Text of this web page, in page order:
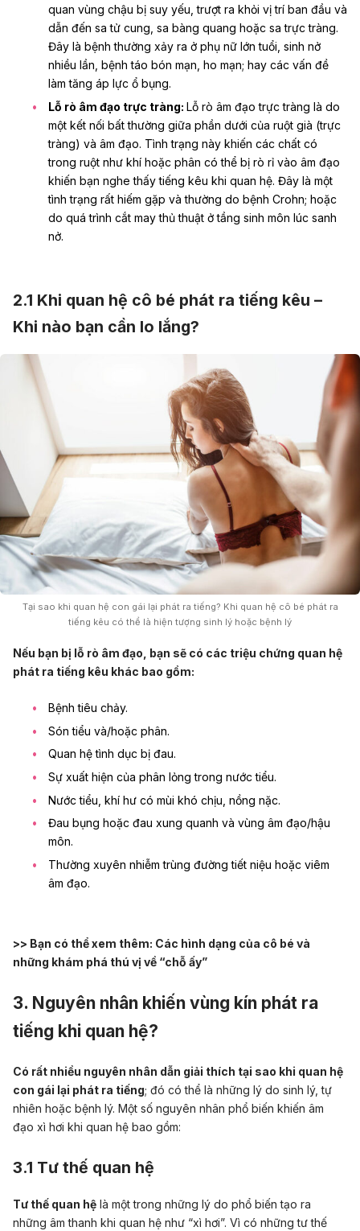
quan vùng chậu bị suy yếu, trượt ra khỏi vị trí ban đầu và
dẫn đến sa tử cung, sa bàng quang hoặc sa trực tràng.
Đây là bệnh thường xảy ra ở phụ nữ lớn tuổi, sinh nở
nhiều lần, bệnh táo bón mạn, ho mạn; hay các vấn đề
làm tăng áp lực ổ bụng.
Lỗ rò âm đạo trực tràng: Lỗ rò âm đạo trực tràng là do
một kết nối bất thường giữa phần dưới của ruột già (trực
tràng) và âm đạo. Tình trạng này khiến các chất có
trong ruột như khí hoặc phân có thể bị rò rỉ vào âm đạo
khiến bạn nghe thấy tiếng kêu khi quan hệ. Đây là một
tình trạng rất hiếm gặp và thường do bệnh Crohn; hoặc
do quá trình cắt may thủ thuật ở tầng sinh môn lúc sanh
nở.
2.1 Khi quan hệ cô bé phát ra tiếng kêu –
Khi nào bạn cần lo lắng?
Tại sao khi quan hệ con gái lại phát ra tiếng? Khi quan hệ cô bé phát ra
tiếng kêu có thể là hiện tượng sinh lý hoặc bệnh lý
Nếu bạn bị lỗ rò âm đạo, bạn sẽ có các triệu chứng quan hệ
phát ra tiếng kêu khác bao gồm:
Bệnh tiêu chảy.
Són tiểu và/hoặc phân.
Quan hệ tình dục bị đau.
Sự xuất hiện của phân lỏng trong nước tiểu.
Nước tiểu, khí hư có mùi khó chịu, nồng nặc.
Đau bụng hoặc đau xung quanh và vùng âm đạo/hậu
môn.
Thường xuyên nhiễm trùng đường tiết niệu hoặc viêm
âm đạo.
>> Bạn có thể xem thêm: Các hình dạng của cô bé và
những khám phá thú vị về “chỗ ấy”
3. Nguyên nhân khiến vùng kín phát ra
tiếng khi quan hệ?
Có rất nhiều nguyên nhân dẫn giải thích tại sao khi quan hệ
con gái lại phát ra tiếng; đó có thể là những lý do sinh lý, tự
nhiên hoặc bệnh lý. Một số nguyên nhân phổ biến khiến âm
đạo xì hơi khi quan hệ bao gồm:
3.1 Tư thế quan hệ
Tư thế quan hệ là một trong những lý do phổ biến tạo ra
những âm thanh khi quan hệ như “xì hơi”. Vì có những tư thế